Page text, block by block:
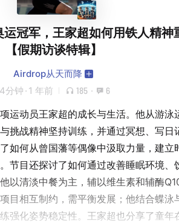
运冠军，王家超如何用铁人精神
【假期访谈特辑】
Airdrop从天而降
分钟 · 1 年前 185 · 6
运动员王家超的成长与生活。他从游泳
挑战精神坚持训练，并通过冥想、写日
如何从曾国藩等偶像中汲取力量，建立
节目还探讨了如何通过改善睡眠环境、
以清淡中餐为主，辅以维生素和辅酶
目相互制约，需平衡发展；他结合蝶泳
强化姿势稳定性。王家超也分享了童年